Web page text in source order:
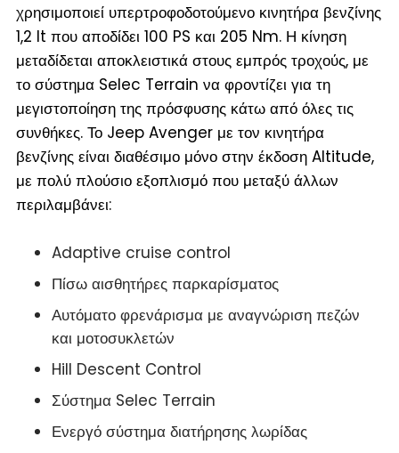
χρησιμοποιεί υπερτροφοδοτούμενο κινητήρα βενζίνης
1,2 lt που αποδίδει 100 PS και 205 Nm. Η κίνηση
μεταδίδεται αποκλειστικά στους εμπρός τροχούς, με
το σύστημα Selec Terrain να φροντίζει για τη
μεγιστοποίηση της πρόσφυσης κάτω από όλες τις
συνθήκες. Το Jeep Avenger με τον κινητήρα
βενζίνης είναι διαθέσιμο μόνο στην έκδοση Altitude,
με πολύ πλούσιο εξοπλισμό που μεταξύ άλλων
περιλαμβάνει:
Adaptive cruise control
Πίσω αισθητήρες παρκαρίσματος
Αυτόματο φρενάρισμα με αναγνώριση πεζών
και μοτοσυκλετών
Hill Descent Control
Σύστημα Selec Terrain
Ενεργό σύστημα διατήρησης λωρίδας